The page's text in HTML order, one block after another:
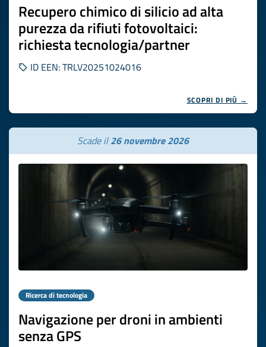
Recupero chimico di silicio ad alta
purezza da rifiuti fotovoltaici:
richiesta tecnologia/partner
ID EEN: TRLV20251024016
SCOPRI DI PIÙ →
Scade il26 novembre 2026
Ricerca di tecnologia
Navigazione per droni in ambienti
senza GPS